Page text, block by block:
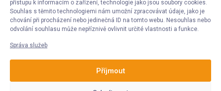
přístupu k informacím o zařízení, technologie jako jsou soubory cookies.
Souhlas s těmito technologiemi nám umožní zpracovávat údaje, jako je
chování při procházení nebo jedinečná ID na tomto webu. Nesouhlas nebo
odvolání souhlasu může nepříznivě ovlivnit určité vlastnosti a funkce.
Správa služeb
Příjmout
Kontakt
CK Eurocykl Herdegen s.r.o.Kaminského 166/15724 00 Ostrava
eurocykl@eurocykl.cz